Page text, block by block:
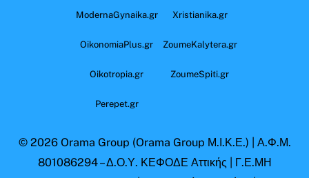
ModernaGynaika.gr Xristianika.gr
OikonomiaPlus.gr ZoumeKalytera.gr
Oikotropia.gr ZoumeSpiti.gr
Perepet.gr
© 2026 Orama Group (Orama Group Μ.Ι.Κ.Ε.) | Α.Φ.Μ.
801086294 – Δ.Ο.Υ. ΚΕΦΟΔΕ Αττικής | Γ.Ε.ΜΗ